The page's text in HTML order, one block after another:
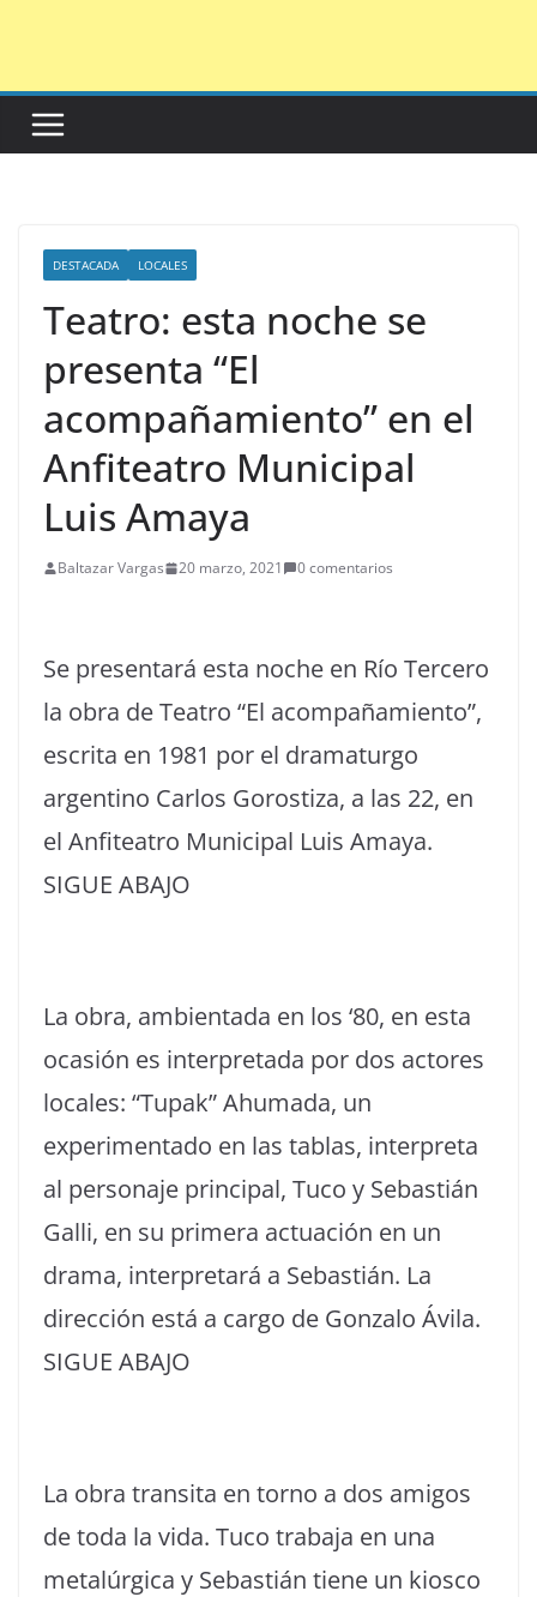
DESTACADA LOCALES
Teatro: esta noche se
presenta “El
acompañamiento” en el
Anfiteatro Municipal
Luis Amaya
Baltazar Vargas 20 marzo, 2021 0 comentarios
Se presentará esta noche en Río Tercero
la obra de Teatro “El acompañamiento”,
escrita en 1981 por el dramaturgo
argentino Carlos Gorostiza, a las 22, en
el Anfiteatro Municipal Luis Amaya.
SIGUE ABAJO
La obra, ambientada en los ‘80, en esta
ocasión es interpretada por dos actores
locales: “Tupak” Ahumada, un
experimentado en las tablas, interpreta
al personaje principal, Tuco y Sebastián
Galli, en su primera actuación en un
drama, interpretará a Sebastián. La
dirección está a cargo de Gonzalo Ávila.
SIGUE ABAJO
La obra transita en torno a dos amigos
de toda la vida. Tuco trabaja en una
metalúrgica y Sebastián tiene un kiosco